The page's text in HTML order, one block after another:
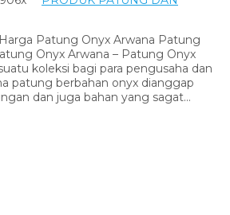
Patung Onyx Arwana Patung
Onyx Arwana – Patung Onyx
koleksi bagi para pengusaha dan
patung berbahan onyx dianggap
dan juga bahan yang sagat...